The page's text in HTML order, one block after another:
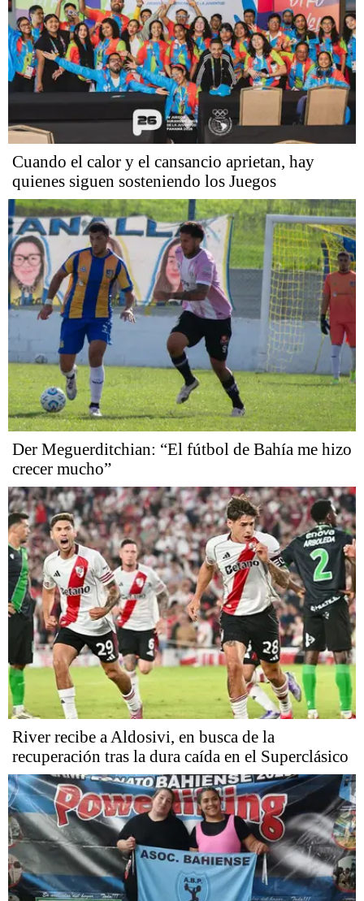
Cuando el calor y el cansancio aprietan, hay
quienes siguen sosteniendo los Juegos
Der Meguerditchian: “El fútbol de Bahía me hizo
crecer mucho”
River recibe a Aldosivi, en busca de la
recuperación tras la dura caída en el Superclásico